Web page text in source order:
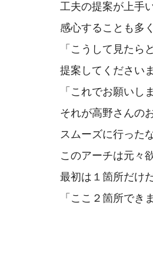
工夫の提案が上手
感心することも多く
「こうして見たら
提案してください
「これでお願いし
それが高野さんの
スムーズに行った
このアーチは元々
最初は１箇所だけ
「ここ２箇所でき